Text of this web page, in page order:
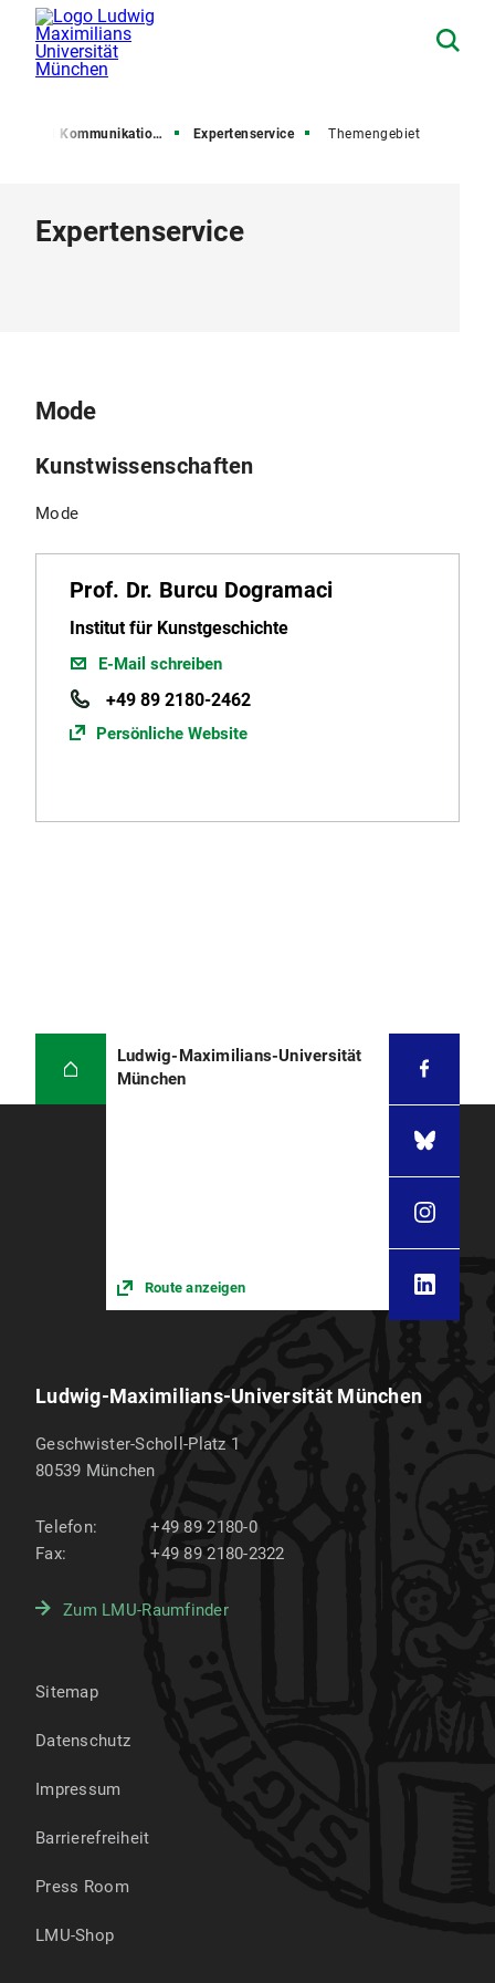
und Kommunikation (PuK) Expertenservice Themengebiet
Expertenservice
Mode
Kunstwissenschaften
Mode
Prof. Dr. Burcu Dogramaci
Institut für Kunstgeschichte
E-Mail schreiben
+49 89 2180-2462
Persönliche Website
Ludwig-Maximilians-Universität
München
Route anzeigen
Ludwig-Maximilians-Universität München
Geschwister-Scholl-Platz 1
80539 München
Telefon:
+49 89 2180-0
Fax:
+49 89 2180-2322
Zum LMU-Raumfinder
Sitemap
Datenschutz
Impressum
Barrierefreiheit
Press Room
LMU-Shop